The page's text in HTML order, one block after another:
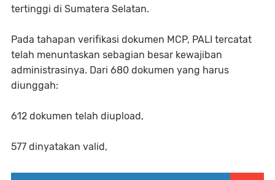
tertinggi di Sumatera Selatan.
Pada tahapan verifikasi dokumen MCP, PALI tercatat
telah menuntaskan sebagian besar kewajiban
administrasinya. Dari 680 dokumen yang harus
diunggah:
612 dokumen telah diupload,
577 dinyatakan valid,